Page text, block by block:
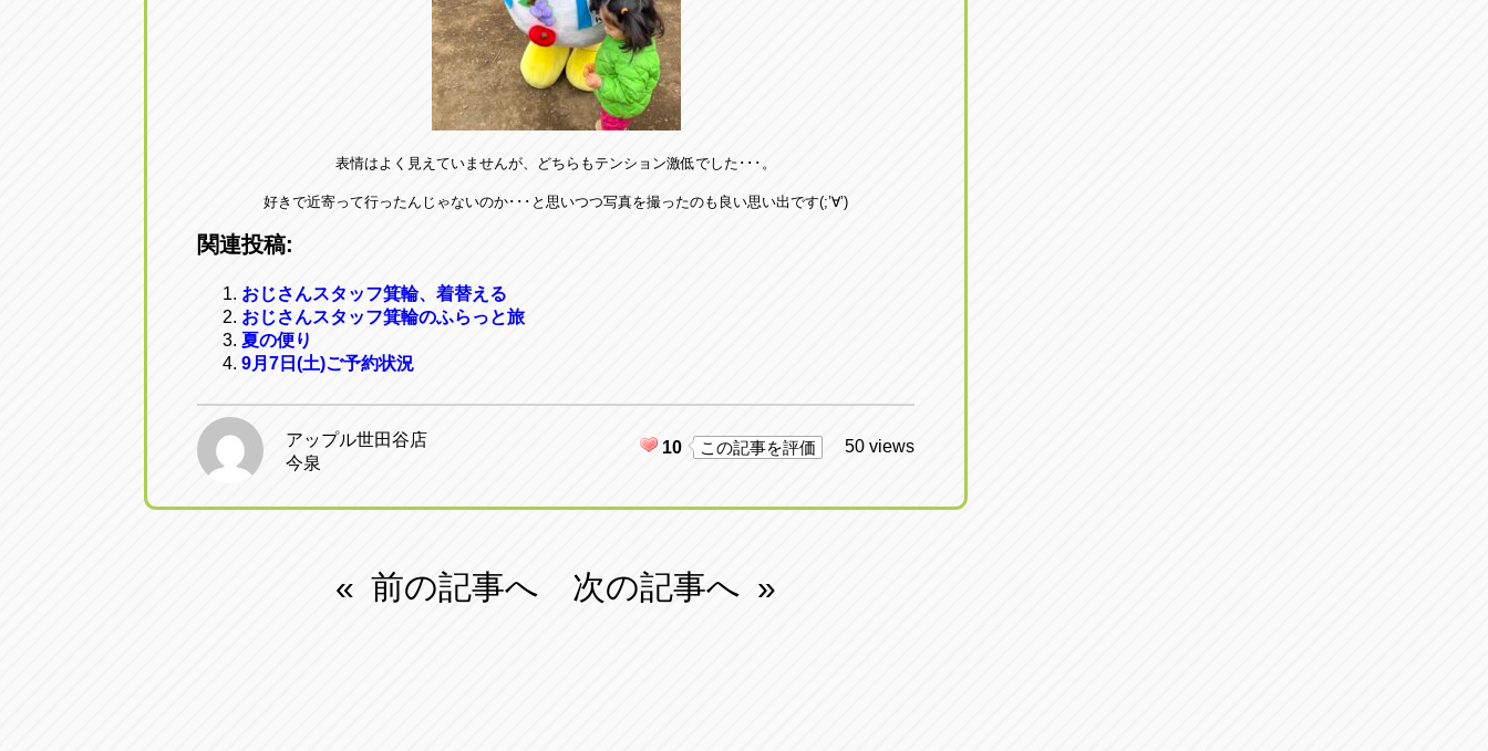
表情はよく見えていませんが、どちらもテンション激低でした･･･。
好きで近寄って行ったんじゃないのか･･･と思いつつ写真を撮ったのも良い思い出です(;’∀’)
関連投稿:
おじさんスタッフ箕輪、着替える
おじさんスタッフ箕輪のふらっと旅
夏の便り
9月7日(土)ご予約状況
アップル世田谷店
今泉
10 この記事を評価 50 views
« 前の記事へ 次の記事へ »